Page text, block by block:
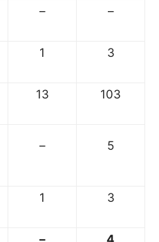
– –
1 3
13 103
– 5
1 3